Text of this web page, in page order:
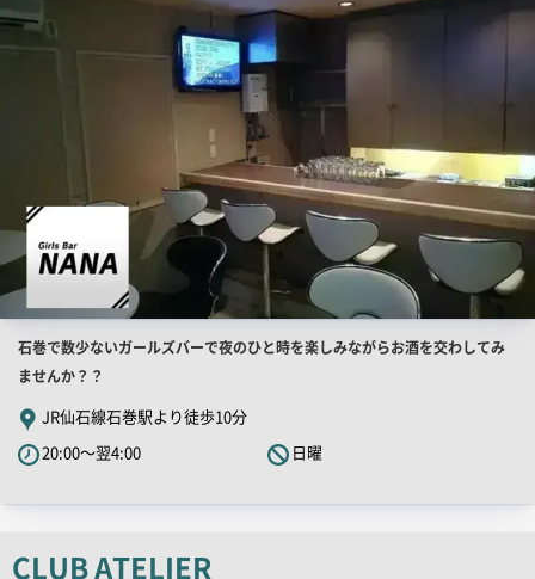
画
店
舗
PR
キ
ャ
石巻で数少ないガールズバーで夜のひと時を楽しみながらお酒を交わしてみ
ませんか？？
JR仙石線石巻駅より徒歩10分
20:00～翌4:00
日曜
CLUB ATELIER